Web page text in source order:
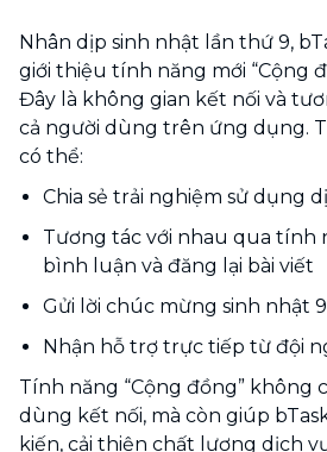
Nhân dịp sinh nhật lần thứ 9,
giới thiệu tính năng mới “Cộng
Đây là không gian kết nối và
cả người dùng trên ứng dụng.
có thể:
Chia sẻ trải nghiệm sử dụng
Tương tác với nhau qua tính
bình luận và đăng lại bài viết
Gửi lời chúc mừng sinh nhật
Nhận hỗ trợ trực tiếp từ đội
Tính năng “Cộng đồng” không
dùng kết nối, mà còn giúp
kiến, cải thiện chất lượng dịch